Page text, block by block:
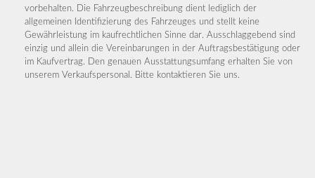
vorbehalten. Die Fahrzeugbeschreibung dient lediglich der
allgemeinen Identifizierung des Fahrzeuges und stellt keine
Gewährleistung im kaufrechtlichen Sinne dar. Ausschlaggebend sind
einzig und allein die Vereinbarungen in der Auftragsbestätigung oder
im Kaufvertrag. Den genauen Ausstattungsumfang erhalten Sie von
unserem Verkaufspersonal. Bitte kontaktieren Sie uns.